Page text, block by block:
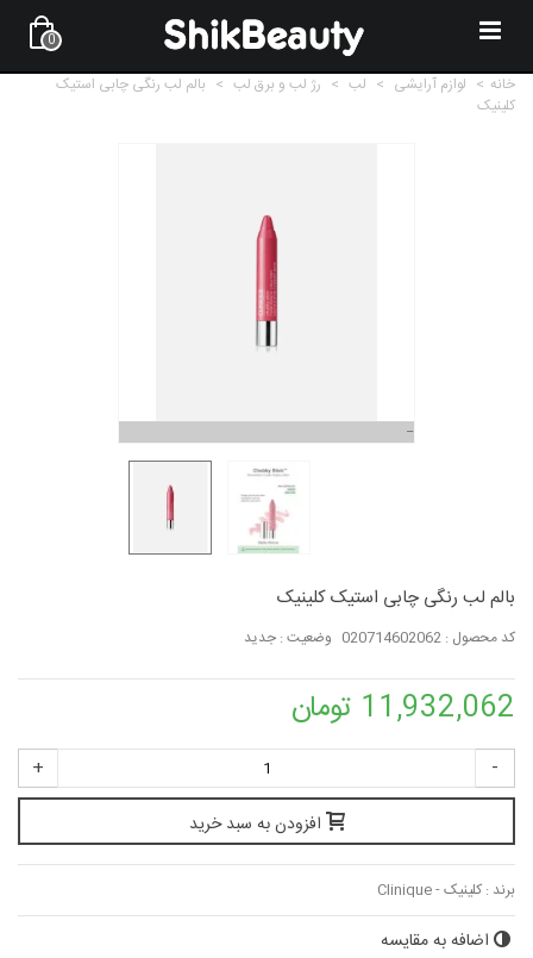
0
خانه > لوازم آرایشی > لب > رژ لب و برق لب > بالم لب رنگی چابی استیک
کلینیک
بالم لب رنگی چابی استیک کلینیک
کد محصول : 020714602062 وضعیت : جدید
11,932,062 تومان
-
+
افزودن به سبد خرید
برند : کلینیک - Clinique
اضافه به مقایسه